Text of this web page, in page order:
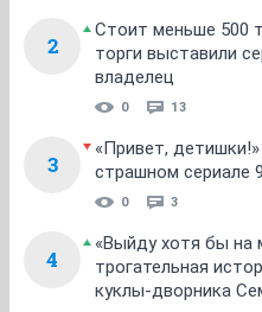
2
Стоит меньше 500
торги выставили
владелец
0 13
3
«Привет,
страшном сериале
0 3
4
«Выйду хотя бы на
трогательная
куклы-дворника